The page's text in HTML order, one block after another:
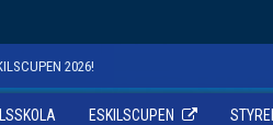
2026!
ESKILSCUPEN